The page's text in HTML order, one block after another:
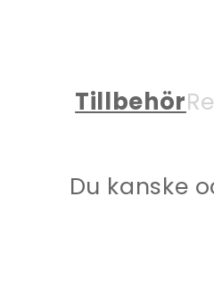
Tillbehör
Du kanske